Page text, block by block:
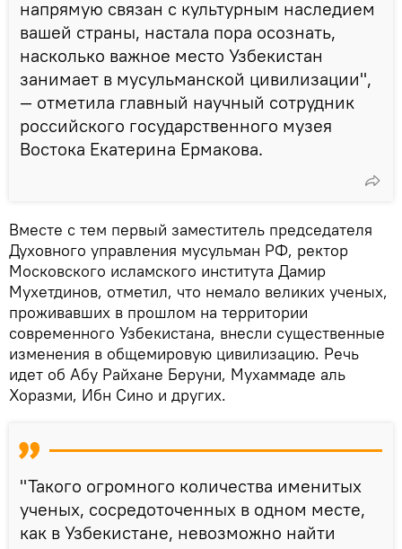
напрямую связан с культурным наследием
вашей страны, настала пора осознать,
насколько важное место Узбекистан
занимает в мусульманской цивилизации",
— отметила главный научный сотрудник
российского государственного музея
Востока Екатерина Ермакова.
Вместе с тем первый заместитель председателя
Духовного управления мусульман РФ, ректор
Московского исламского института Дамир
Мухетдинов, отметил, что немало великих ученых,
проживавших в прошлом на территории
современного Узбекистана, внесли существенные
изменения в общемировую цивилизацию. Речь
идет об Абу Райхане Беруни, Мухаммаде аль
Хоразми, Ибн Сино и других.
"Такого огромного количества именитых
ученых, сосредоточенных в одном месте,
как в Узбекистане, невозможно найти